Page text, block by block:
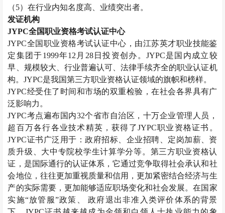
（5）在行业内知名度高、业绩突出者。
发证机构
JYPC全国职业资格考试认证中心
JYPC全国职业资格考试认证中心，由江苏英才职业技能鉴
定集团于1999年12 月 28日投资创办。 JYPC是国内成立较
早、规模较大、行业普遍认可、法律手续齐全的职业认证机
构。JYPC是我国第三方职业资格认证领域的旗帜和榜样。
JYPC经受住了时间和市场的双重检验，在社会各界具有广
泛影响力。
JYPC考点遍布国内32个省市自治区，十万企业管理人员，
超百万各行各业技术精英，获得了JYPC职业资格证书。
JYPC证书广泛用于：政府招标、企业招聘、定岗加薪、资
质升级、大中专院校学生计算学分等。第三方职业资格认
证，是国际通行的认证体系，它通过竞争取得社会承认和社
会地位，往往更加重视质量和信用，更加紧密结合经济与生
产的实际需要，更加能够适应职场变化和社会发展。在国家
实施“放管服”政策、 政府退出非准入类评价体系的背景